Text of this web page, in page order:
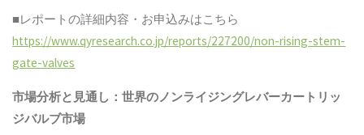
■レポートの詳細内容・お申込みはこちら
https://www.qyresearch.co.jp/reports/227200/non-rising-stem-
gate-valves
市場分析と見通し：世界のノンライジングレバーカートリッ
ジバルブ市場